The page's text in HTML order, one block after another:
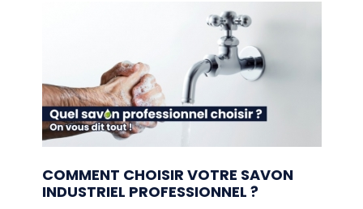
COMMENT CHOISIR VOTRE SAVON
INDUSTRIEL PROFESSIONNEL ?